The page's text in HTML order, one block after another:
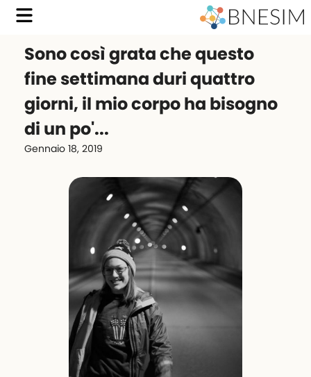
Sono così grata che questo
fine settimana duri quattro
giorni, il mio corpo ha bisogno
di un po'...
Gennaio 18, 2019